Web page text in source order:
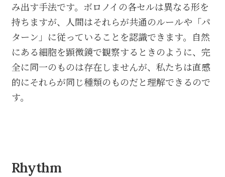
み出す手法です。ボロノイの各セルは異なる形を
持ちますが、人間はそれらが共通のルールや「パ
ターン」に従っていることを認識できます。自然
にある細胞を顕微鏡で観察するときのように、完
全に同一のものは存在しませんが、私たちは直感
的にそれらが同じ種類のものだと理解できるので
す。
Rhythm